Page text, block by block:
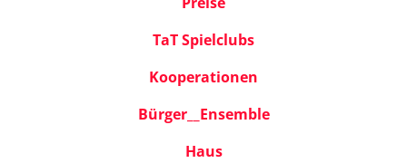
TaT Spielclubs
Kooperationen
Bürger__Ensemble
Haus